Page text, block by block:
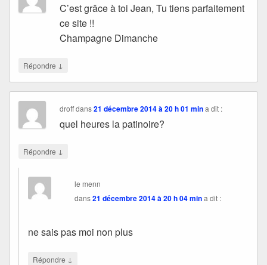
C’est grâce à toi Jean, Tu tiens parfaitement
ce site !!
Champagne Dimanche
Répondre ↓
droffdans21 décembre 2014 à 20 h 01 min a dit :
quel heures la patinoire?
Répondre ↓
le menn
dans21 décembre 2014 à 20 h 04 mina dit :
ne sais pas moi non plus
Répondre ↓